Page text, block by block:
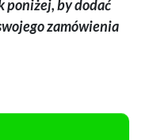
poniżej, by dodać
zamówienia